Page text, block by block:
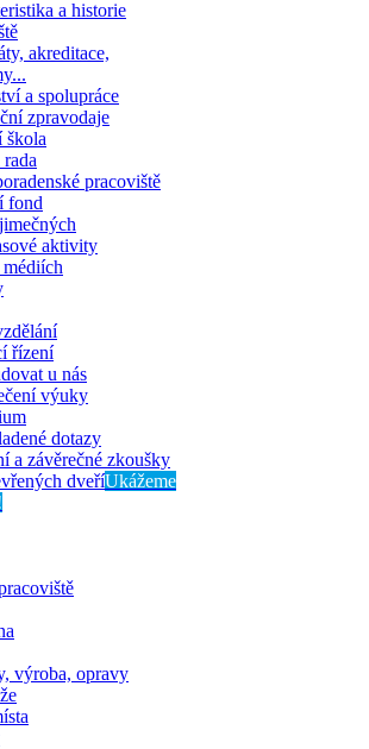
a historie
akreditace,
a spolupráce
zpravodaje
škola
pracoviště
fond
aktivity
řízení
u nás
výuky
dotazy
a závěrečné zkoušky
dveříUkážeme
výroba, opravy